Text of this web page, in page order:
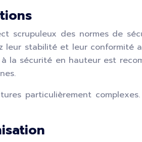
des normes de
leur stabilité et leur conformité
sécurité en hauteur est
particulièrement